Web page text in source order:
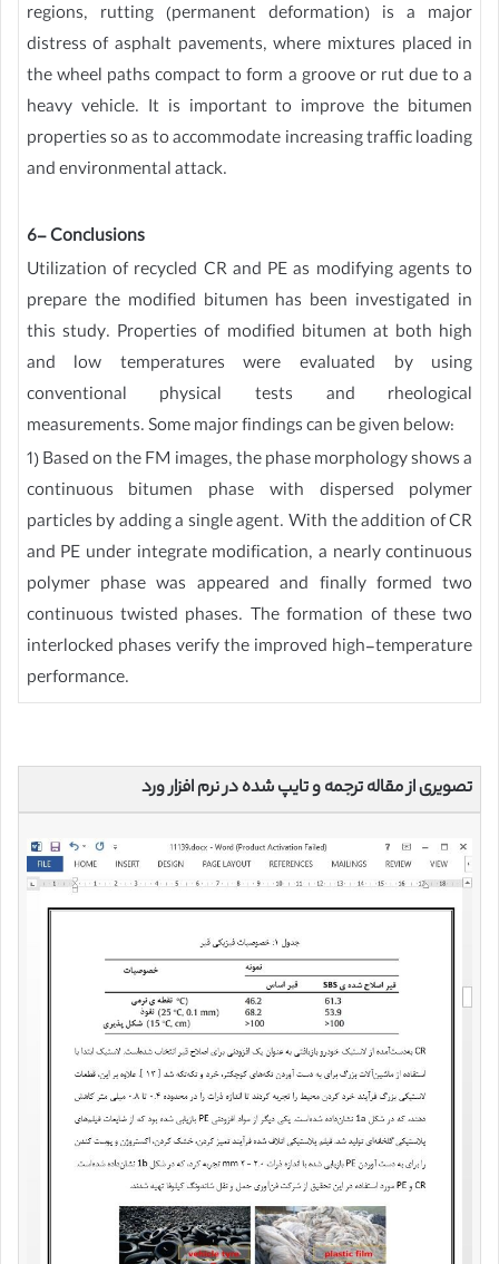
regions, rutting (permanent deformation) is a major
distress of asphalt pavements, where mixtures placed in
the wheel paths compact to form a groove or rut due to a
heavy vehicle. It is important to improve the bitumen
properties so as to accommodate increasing traffic loading
and environmental attack.
6- Conclusions
Utilization of recycled CR and PE as modifying agents to
prepare the modified bitumen has been investigated in
this study. Properties of modified bitumen at both high
and low temperatures were evaluated by using
conventional physical tests and rheological
measurements. Some major findings can be given below:
1) Based on the FM images, the phase morphology shows a
continuous bitumen phase with dispersed polymer
particles by adding a single agent. With the addition of CR
and PE under integrate modification, a nearly continuous
polymer phase was appeared and finally formed two
continuous twisted phases. The formation of these two
interlocked phases verify the improved high-temperature
performance.
تصویری از مقاله ترجمه و تایپ شده در نرم افزار ورد